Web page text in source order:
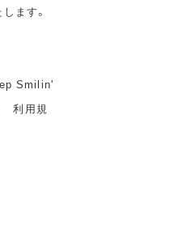
ます。
Smilin'
利用規